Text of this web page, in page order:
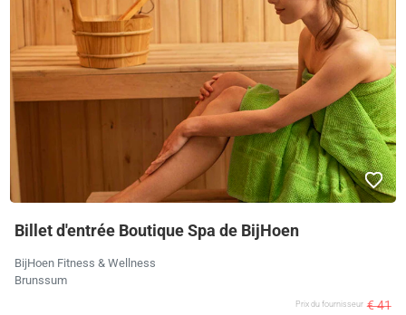
Billet d'entrée Boutique Spa de BijHoen
BijHoen Fitness & Wellness
Brunssum
Prix ​​du fournisseur € 41